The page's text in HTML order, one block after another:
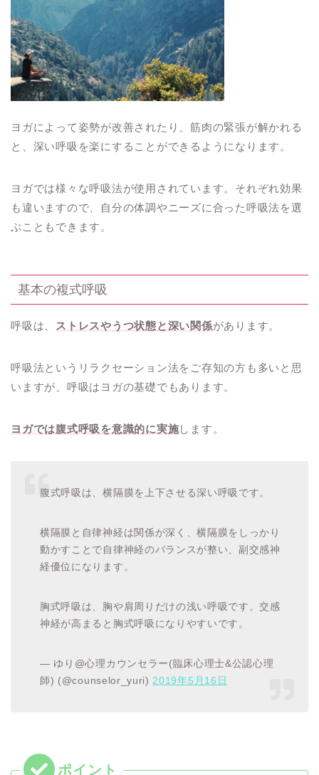
ヨガによって姿勢が改善されたり、筋肉の緊張が解かれる
と、深い呼吸を楽にすることができるようになります。
ヨガでは様々な呼吸法が使用されています。それぞれ効果
も違いますので、自分の体調やニーズに合った呼吸法を選
ぶこともできます。
基本の複式呼吸
呼吸は、 ストレスやうつ状態と深い関係があります。
呼吸法というリラクセーション法をご存知の方も多いと思
いますが、呼吸はヨガの基礎でもあります。
ヨガでは腹式呼吸を意識的に実施します。
腹式呼吸は、横隔膜を上下させる深い呼吸です。
横隔膜と自律神経は関係が深く、横隔膜をしっかり
動かすことで自律神経のバランスが整い、副交感神
経優位になります。
胸式呼吸は、胸や肩周りだけの浅い呼吸です。交感
神経が高まると胸式呼吸になりやすいです。
— ゆり@心理カウンセラー(臨床心理士&公認心理
師) (@counselor_yuri) 2019年5月16日